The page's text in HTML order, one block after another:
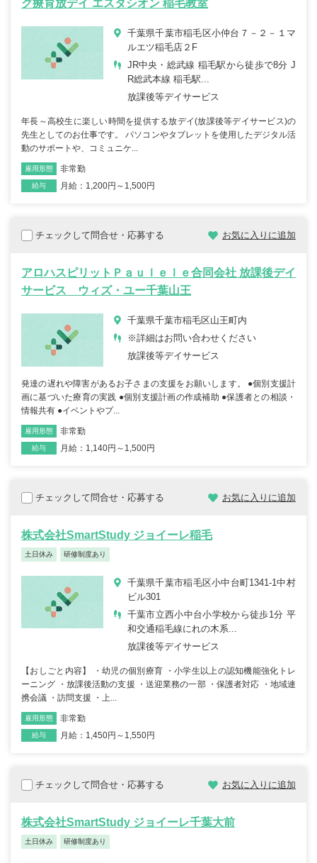
グ療育放デイ エスタシオン 稲毛教室
千葉県千葉市稲毛区小仲台７－２－１マ
ルエツ稲毛店２F
JR中央・総武線 稲毛駅から徒歩で8分 J
R総武本線 稲毛駅...
放課後等デイサービス
年長～高校生に楽しい時間を提供する放デイ(放課後等デイサービス)の
先生としてのお仕事です。 パソコンやタブレットを使用したデジタル活
動のサポートや、コミュニケ...
職種
雇用形態 非常勤
給与 月給：1,200円～1,500円
チェックして問合せ・応募する お気に入りに追加
アロハスピリットＰａｕｌｅｌｅ合同会社 放課後デイ
サービス ウィズ・ユー千葉山王
千葉県千葉市稲毛区山王町内
※詳細はお問い合わせください
放課後等デイサービス
発達の遅れや障害があるお子さまの支援をお願いします。 ●個別支援計
画に基づいた療育の実践 ●個別支援計画の作成補助 ●保護者との相談・
情報共有 ●イベントやプ...
職種
雇用形態 非常勤
給与 月給：1,140円～1,500円
チェックして問合せ・応募する お気に入りに追加
株式会社SmartStudy ジョイーレ稲毛
土日休み 研修制度あり
千葉県千葉市稲毛区小中台町1341‐1中村
ビル301
千葉市立西小中台小学校から徒歩1分 平
和交通稲毛線にれの木系...
放課後等デイサービス
【おしごと内容】 ・幼児の個別療育 ・小学生以上の認知機能強化トレ
ーニング ・放課後活動の支援 ・送迎業務の一部 ・保護者対応 ・地域連
携会議 ・訪問支援 ・上...
職種
雇用形態 非常勤
給与 月給：1,450円～1,550円
チェックして問合せ・応募する お気に入りに追加
株式会社SmartStudy ジョイーレ千葉大前
土日休み 研修制度あり